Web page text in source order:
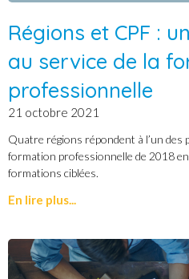
Régions et CPF :
au service de la
professionnelle
21 octobre 2021
Quatre régions répondent à l’un des
formation professionnelle de 2018
formations ciblées.
En lire plus...